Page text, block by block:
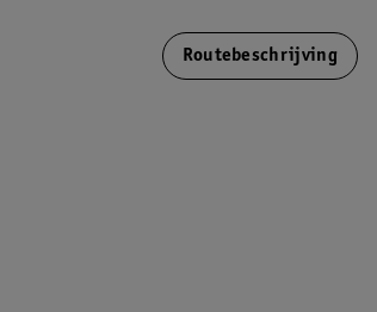
Routebeschrijving